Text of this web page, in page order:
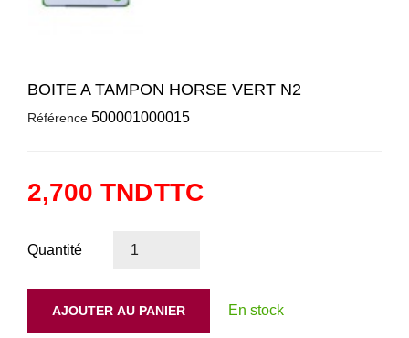
BOITE A TAMPON HORSE VERT N2
Référence 500001000015
2,700 TNDTTC
Quantité
AJOUTER AU PANIER En stock